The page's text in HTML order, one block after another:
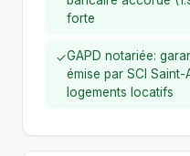
forte
✓GAPD notariée:
émise par SCI
logements locatifs